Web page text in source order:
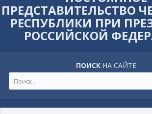
ПРЕДСТАВИТЕЛЬСТВО
РЕСПУБЛИКИ ПРИ
РОССИЙСКОЙ
ПОИСК НА САЙТЕ